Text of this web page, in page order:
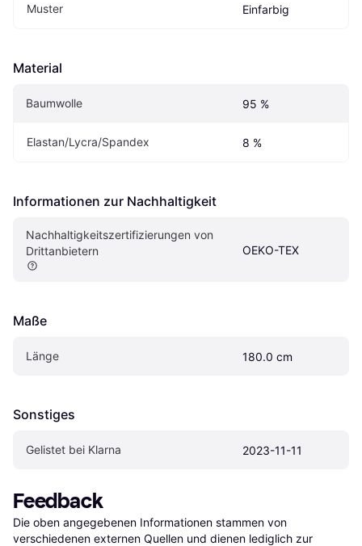
Muster Einfarbig
Material
Baumwolle 95 %
Elastan/Lycra/Spandex 8 %
Informationen zur Nachhaltigkeit
Nachhaltigkeitszertifizierungen von
Drittanbietern
OEKO-TEX
Maße
Länge 180.0 cm
Sonstiges
Gelistet bei Klarna 2023-11-11
Feedback
Die oben angegebenen Informationen stammen von
verschiedenen externen Quellen und dienen lediglich zur